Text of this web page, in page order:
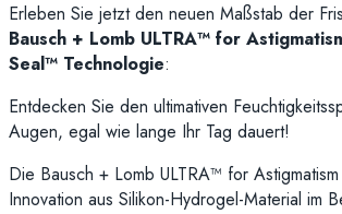
Erleben Sie jetzt den neuen Maßstab der
Bausch + Lomb ULTRA™ for
Seal™ Technologie:
Entdecken Sie den ultimativen
Augen, egal wie lange Ihr Tag dauert!
Die Bausch + Lomb ULTRA™ for
Innovation aus Silikon-Hydrogel-Material im